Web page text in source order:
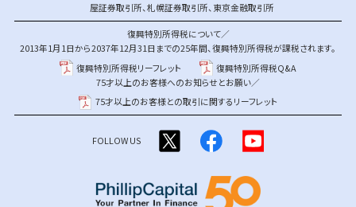
屋証券取引所、札幌証券取引所、 東京金融取引所
復興特別所得税について／
2013年1月1日から2037年12月31日までの25年間、復興特別所得税が課税されます。
復興特別所得税リーフレット
復興特別所得税Q&A
75才以上のお客様へのお知らせとお願い／
75才以上のお客様との取引に関するリーフレット
FOLLOW US